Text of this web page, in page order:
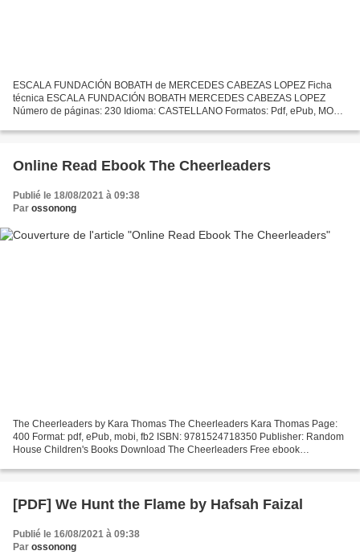
ESCALA FUNDACIÓN BOBATH de MERCEDES CABEZAS LOPEZ Ficha
técnica ESCALA FUNDACIÓN BOBATH MERCEDES CABEZAS LOPEZ
Número de páginas: 230 Idioma: CASTELLANO Formatos: Pdf, ePub, MOBI,
2019...
Online Read Ebook The Cheerleaders
Publié le 18/08/2021 à 09:38
Par ossonong
The Cheerleaders by Kara Thomas The Cheerleaders Kara Thomas Page:
400 Format: pdf, ePub, mobi, fb2 ISBN: 9781524718350 Publisher: Random
House Children's Books Download The Cheerleaders Free ebook
[PDF] We Hunt the Flame by Hafsah Faizal
Publié le 16/08/2021 à 09:38
Par ossonong